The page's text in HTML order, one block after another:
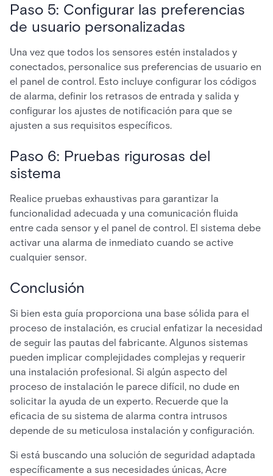
Paso 5: Configurar las preferencias
de usuario personalizadas
Una vez que todos los sensores estén instalados y
conectados, personalice sus preferencias de usuario en
el panel de control. Esto incluye configurar los códigos
de alarma, definir los retrasos de entrada y salida y
configurar los ajustes de notificación para que se
ajusten a sus requisitos específicos.
Paso 6: Pruebas rigurosas del
sistema
Realice pruebas exhaustivas para garantizar la
funcionalidad adecuada y una comunicación fluida
entre cada sensor y el panel de control. El sistema debe
activar una alarma de inmediato cuando se active
cualquier sensor.
Conclusión
Si bien esta guía proporciona una base sólida para el
proceso de instalación, es crucial enfatizar la necesidad
de seguir las pautas del fabricante. Algunos sistemas
pueden implicar complejidades complejas y requerir
una instalación profesional. Si algún aspecto del
proceso de instalación le parece difícil, no dude en
solicitar la ayuda de un experto. Recuerde que la
eficacia de su sistema de alarma contra intrusos
depende de su meticulosa instalación y configuración.
Si está buscando una solución de seguridad adaptada
específicamente a sus necesidades únicas, Acre